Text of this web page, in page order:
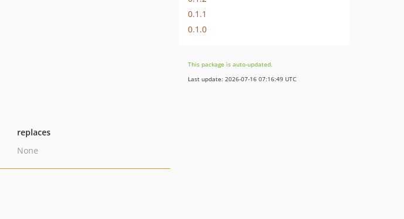
replaces
None
0.1.1
0.1.0
This package is auto-updated.
Last update: 2026-07-16 07:16:49 UTC